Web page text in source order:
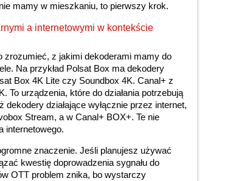
mamy w mieszkaniu, to pierwszy krok.
a internetowymi w kontekście
zrozumieć, z jakimi dekoderami mamy do
Na przykład Polsat Box ma dekodery
Box 4K Lite czy Soundbox 4K. Canal+ z
To urządzenia, które do działania potrzebują
dekodery działające wyłącznie przez internet,
Stream, a w Canal+ BOX+. Te nie
internetowego.
znaczenie. Jeśli planujesz używać
kwestię doprowadzenia sygnału do
OTT problem znika, bo wystarczy